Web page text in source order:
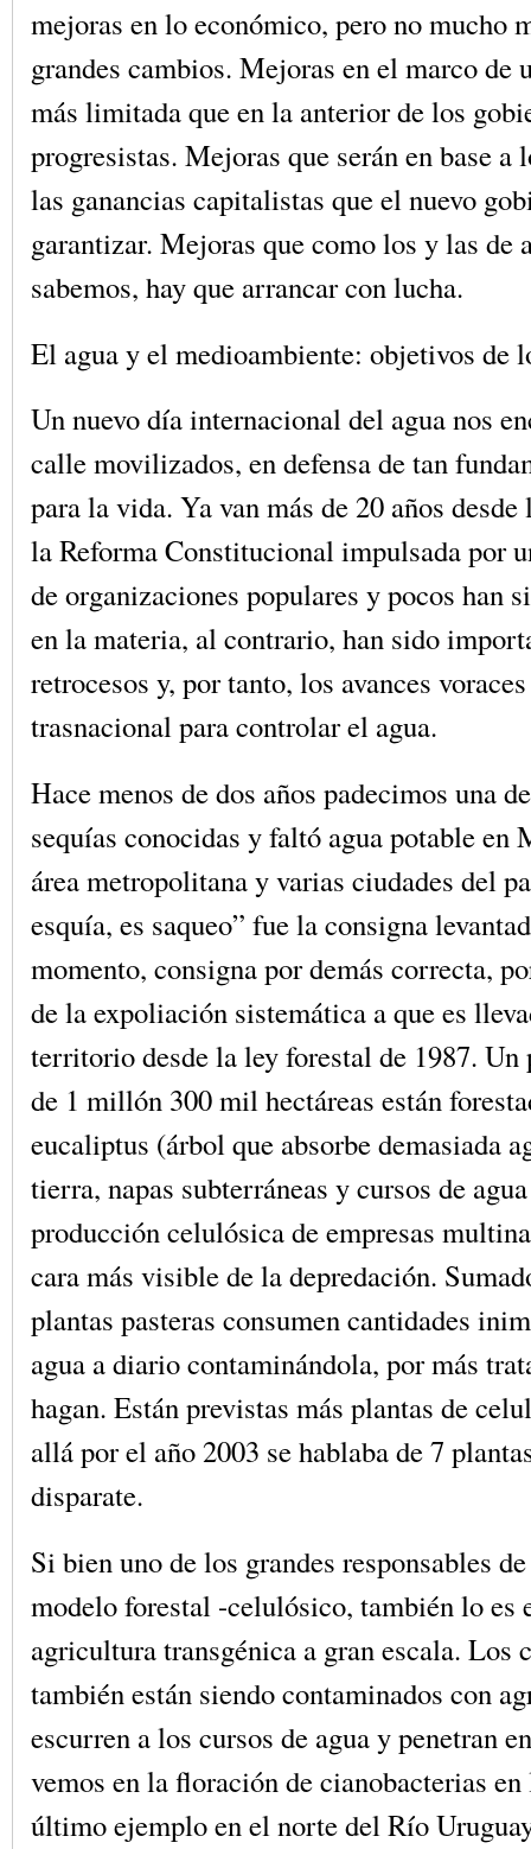
mejoras en lo económico, pero no mucho
grandes cambios. Mejoras en el marco de
más limitada que en la anterior de los
progresistas. Mejoras que serán en base a
las ganancias capitalistas que el nuevo
garantizar. Mejoras que como los y las de
sabemos, hay que arrancar con lucha.
El agua y el medioambiente: objetivos de
Un nuevo día internacional del agua nos
calle movilizados, en defensa de tan
para la vida. Ya van más de 20 años
la Reforma Constitucional impulsada por
de organizaciones populares y pocos han
en la materia, al contrario, han sido
retrocesos y, por tanto, los avances
trasnacional para controlar el agua.
Hace menos de dos años padecimos una
sequías conocidas y faltó agua potable en
área metropolitana y varias ciudades del
esquía, es saqueo” fue la consigna
momento, consigna por demás correcta,
de la expoliación sistemática a que es
territorio desde la ley forestal de 1987. Un
de 1 millón 300 mil hectáreas están
eucaliptus (árbol que absorbe demasiada
tierra, napas subterráneas y cursos de
producción celulósica de empresas
cara más visible de la depredación.
plantas pasteras consumen cantidades
agua a diario contaminándola, por más
hagan. Están previstas más plantas de
allá por el año 2003 se hablaba de 7
disparate.
Si bien uno de los grandes responsables
modelo forestal -celulósico, también lo es
agricultura transgénica a gran escala. Los
también están siendo contaminados con
escurren a los cursos de agua y penetran
vemos en la floración de cianobacterias
último ejemplo en el norte del Río